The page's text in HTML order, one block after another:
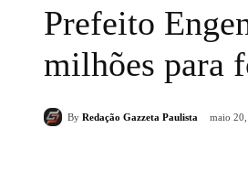
Prefeito
milhões para
By Redação Gazzeta Paulista maio